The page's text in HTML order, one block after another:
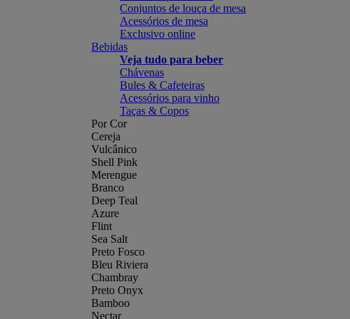
Conjuntos de louça de mesa
Acessórios de mesa
Exclusivo online
Bebidas
Veja tudo para beber
Chávenas
Bules & Cafeteiras
Acessórios para vinho
Taças & Copos
Por Cor
Cereja
Vulcânico
Shell Pink
Merengue
Branco
Deep Teal
Azure
Flint
Sea Salt
Preto Fosco
Bleu Riviera
Chambray
Preto Onyx
Bamboo
Nectar